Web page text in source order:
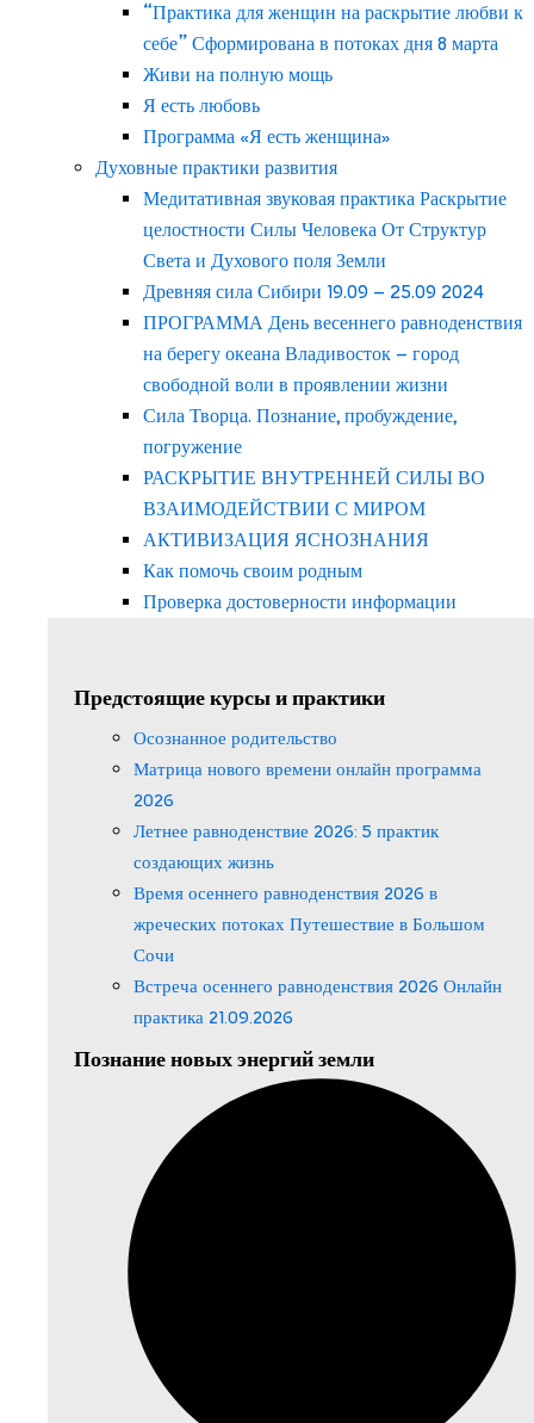
“Практика для женщин на раскрытие любви к
себе” Сформирована в потоках дня 8 марта
Живи на полную мощь
Я есть любовь
Программа «Я есть женщина»
Духовные практики развития
Медитативная звуковая практика Раскрытие
целостности Силы Человека От Структур
Света и Духового поля Земли
Древняя сила Сибири 19.09 – 25.09 2024
ПРОГРАММА День весеннего равноденствия
на берегу океана Владивосток – город
свободной воли в проявлении жизни
Сила Творца. Познание, пробуждение,
погружение
РАСКРЫТИЕ ВНУТРЕННЕЙ СИЛЫ ВО
ВЗАИМОДЕЙСТВИИ С МИРОМ
АКТИВИЗАЦИЯ ЯСНОЗНАНИЯ
Как помочь своим родным
Проверка достоверности информации
Предстоящие курсы и практики
Осознанное родительство
Матрица нового времени онлайн программа
2026
Летнее равноденствие 2026: 5 практик
создающих жизнь
Время осеннего равноденствия 2026 в
жреческих потоках Путешествие в Большом
Сочи
Встреча осеннего равноденствия 2026 Онлайн
практика 21.09.2026
Познание новых энергий земли